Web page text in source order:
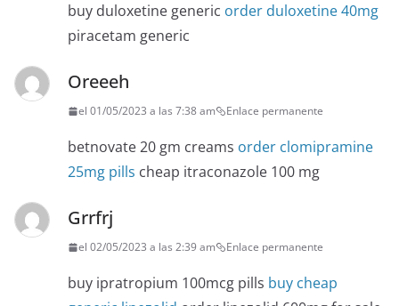
buy duloxetine generic order duloxetine 40mg
piracetam generic
Oreeeh
el 01/05/2023 a las 7:38 am Enlace permanente
betnovate 20 gm creams order clomipramine
25mg pills cheap itraconazole 100 mg
Grrfrj
el 02/05/2023 a las 2:39 am Enlace permanente
buy ipratropium 100mcg pills buy cheap